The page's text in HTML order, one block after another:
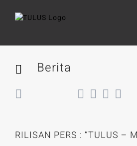
Berita
RILISAN PERS : “TULUS –